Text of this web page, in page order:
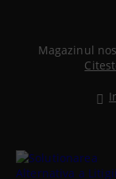
Magazinul